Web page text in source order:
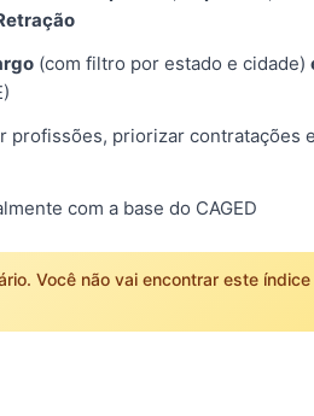
(com filtro por estado e cidade)
profissões, priorizar contratações
com a base do CAGED
Você não vai encontrar este índice